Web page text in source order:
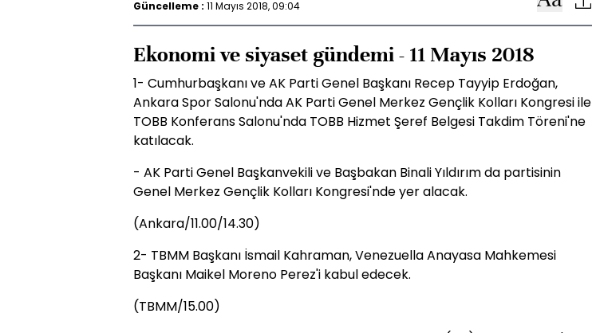
Güncelleme : 11 Mayıs 2018, 09:04
Ekonomi ve siyaset gündemi - 11 Mayıs 2018
1- Cumhurbaşkanı ve AK Parti Genel Başkanı Recep Tayyip Erdoğan,
Ankara Spor Salonu'nda AK Parti Genel Merkez Gençlik Kolları Kongresi ile
TOBB Konferans Salonu'nda TOBB Hizmet Şeref Belgesi Takdim Töreni'ne
katılacak.
- AK Parti Genel Başkanvekili ve Başbakan Binali Yıldırım da partisinin
Genel Merkez Gençlik Kolları Kongresi'nde yer alacak.
(Ankara/11.00/14.30)
2- TBMM Başkanı İsmail Kahraman, Venezuella Anayasa Mahkemesi
Başkanı Maikel Moreno Perez'i kabul edecek.
(TBMM/15.00)